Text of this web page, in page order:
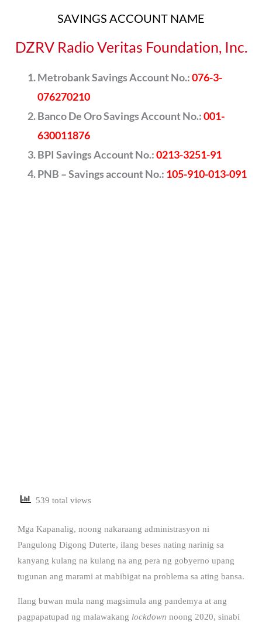
SAVINGS ACCOUNT NAME
DZRV Radio Veritas Foundation, Inc.
Metrobank Savings Account No.:076-3-
076270210
Banco De Oro Savings Account No.:001-
630011876
BPI Savings Account No.:0213-3251-91
PNB – Savings account No.: 105-910-013-091
539 total views
Mga Kapanalig, noong nakaraang administrasyon ni
Pangulong Digong Duterte, ilang beses nating narinig sa
kanyang kulang na kulang na ang pera ng gobyerno upang
tugunan ang marami at mabibigat na problema sa ating bansa.
Ilang buwan mula nang magsimula ang pandemya at ang
pagpapatupad ng malawakang lockdown noong 2020, sinabi